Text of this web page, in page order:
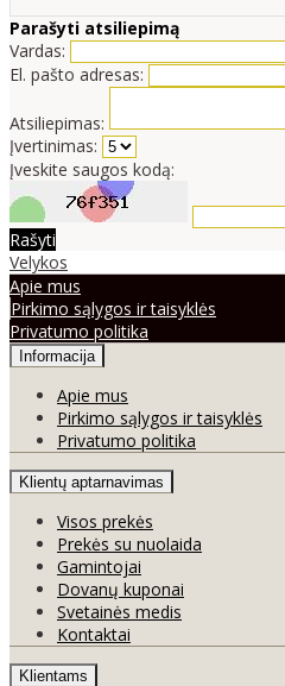
Parašyti atsiliepimą
Vardas:
El. pašto adresas:
Atsiliepimas:
Įvertinimas:
Įveskite saugos kodą:
Rašyti
Velykos
Apie mus
Pirkimo sąlygos ir taisyklės
Privatumo politika
Informacija
Apie mus
Pirkimo sąlygos ir taisyklės
Privatumo politika
Klientų aptarnavimas
Visos prekės
Prekės su nuolaida
Gamintojai
Dovanų kuponai
Svetainės medis
Kontaktai
Klientams